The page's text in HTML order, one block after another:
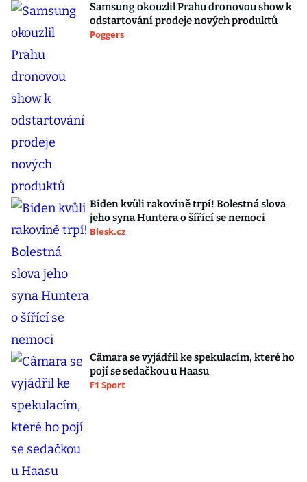
Samsung okouzlil Prahu dronovou show k
odstartování prodeje nových produktů
Poggers
Biden kvůli rakovině trpí! Bolestná slova
jeho syna Huntera o šířící se nemoci
Blesk.cz
Câmara se vyjádřil ke spekulacím, které ho
pojí se sedačkou u Haasu
F1 Sport